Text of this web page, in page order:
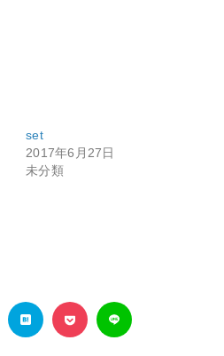
set
2017年6月27日
未分類